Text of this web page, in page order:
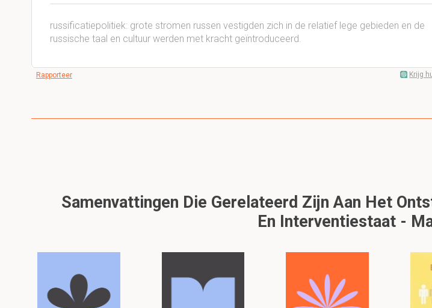
russificatiepolitiek: grote stromen russen vestigden zich in de relatief lege gebieden en de
russische taal en cultuur werden met kracht geïntroduceerd.
Rapporteer Krijg
Samenvattingen Die Gerelateerd Zijn Aan Het
En Interventiestaat -